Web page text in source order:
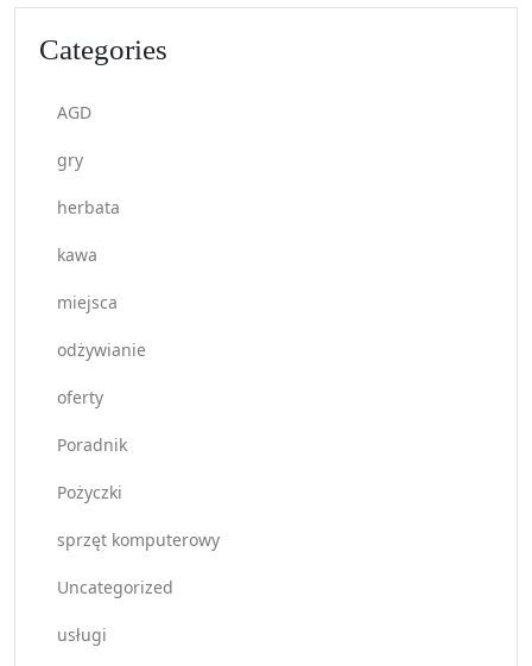
Categories
AGD
gry
herbata
kawa
miejsca
odżywianie
oferty
Poradnik
Pożyczki
sprzęt komputerowy
Uncategorized
usługi